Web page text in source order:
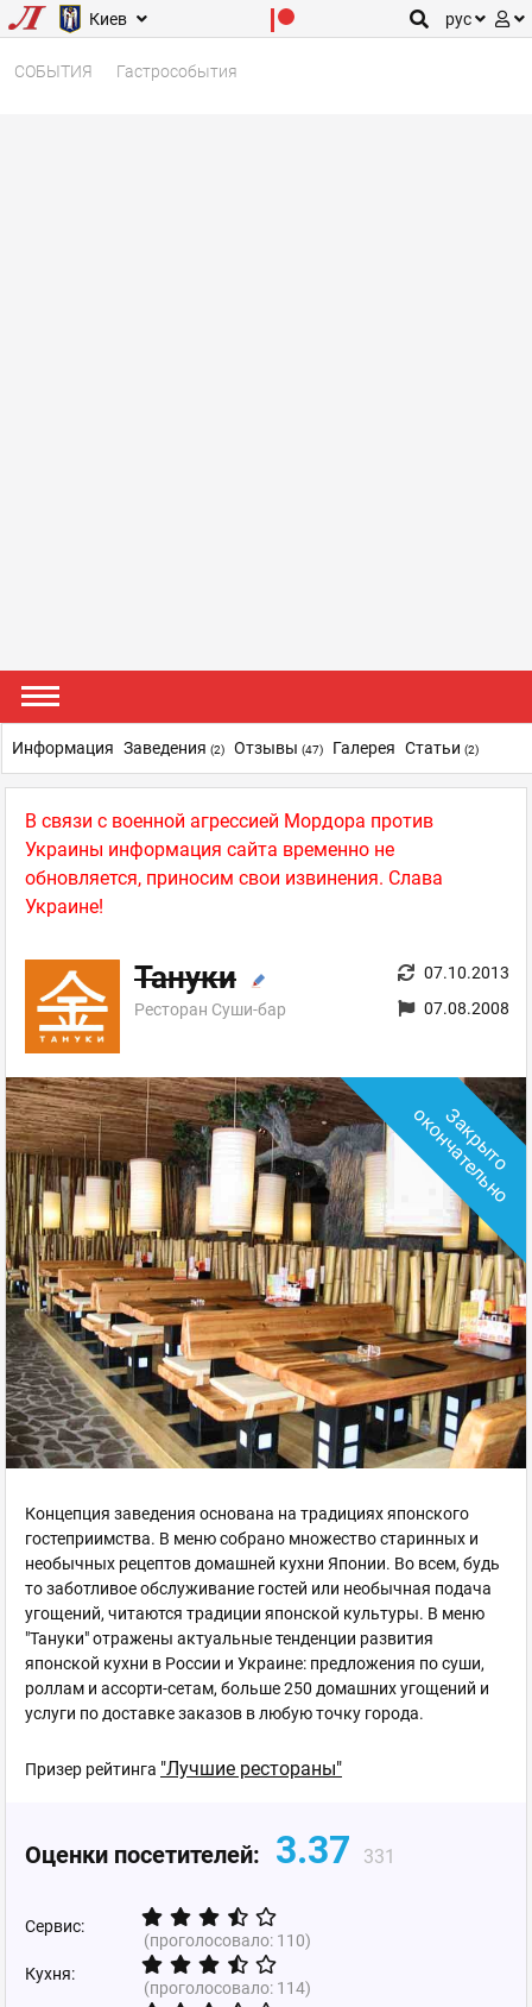
Киев рус
СОБЫТИЯ Гастрособытия
В связи с военной агрессией Мордора против
Украины информация сайта временно не
обновляется, приносим свои извинения. Слава
Украине!
Тануки
Ресторан Суши-бар
07.10.2013
07.08.2008
З
а
к
р
ы
т
о
о
к
о
н
ч
а
т
е
л
ь
н
о
Концепция заведения основана на традициях японского
гостеприимства. В меню собрано множество старинных и
необычных рецептов домашней кухни Японии. Во всем, будь
то заботливое обслуживание гостей или необычная подача
угощений, читаются традиции японской культуры. В меню
"Тануки" отражены актуальные тенденции развития
японской кухни в России и Украине: предложения по суши,
роллам и ассорти-сетам, больше 250 домашних угощений и
услуги по доставке заказов в любую точку города.
Призер рейтинга "Лучшие рестораны"
Оценки посетителей: 3.37 331
Сервис:
(проголосовало: 110)
Кухня:
(проголосовало: 114)
Информация Заведения (2) Отзывы (47) Галерея Статьи (2)